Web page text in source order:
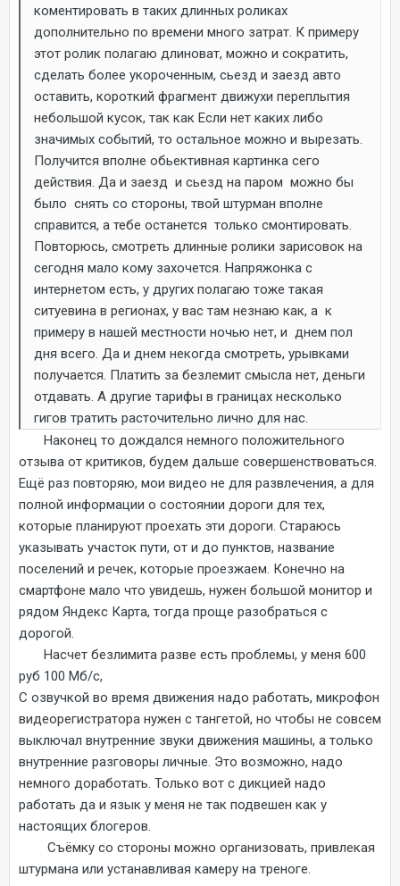
коментировать в таких длинных роликах
дополнительно по времени много затрат. К примеру
этот ролик полагаю длиноват, можно и сократить,
сделать более укороченным, сьезд и заезд авто
оставить, короткий фрагмент движухи переплытия
небольшой кусок, так как Если нет каких либо
значимых событий, то остальное можно и вырезать.
Получится вполне обьективная картинка сего
действия. Да и заезд и сьезд на паром можно бы
было снять со стороны, твой штурман вполне
справится, а тебе останется только смонтировать.
Повторюсь, смотреть длинные ролики зарисовок на
сегодня мало кому захочется. Напряжонка с
интернетом есть, у других полагаю тоже такая
ситуевина в регионах, у вас там незнаю как, а к
примеру в нашей местности ночью нет, и днем пол
дня всего. Да и днем некогда смотреть, урывками
получается. Платить за безлемит смысла нет, деньги
отдавать. А другие тарифы в границах несколько
гигов тратить расточительно лично для нас.
Наконец то дождался немного положительного
отзыва от критиков, будем дальше совершенствоваться.
Ещё раз повторяю, мои видео не для развлечения, а для
полной информации о состоянии дороги для тех,
которые планируют проехать эти дороги. Стараюсь
указывать участок пути, от и до пунктов, название
поселений и речек, которые проезжаем. Конечно на
смартфоне мало что увидешь, нужен большой монитор и
рядом Яндекс Карта, тогда проще разобраться с
дорогой.
Насчет безлимита разве есть проблемы, у меня 600
руб 100 Мб/с,
С озвучкой во время движения надо работать, микрофон
видеорегистратора нужен с тангетой, но чтобы не совсем
выключал внутренние звуки движения машины, а только
внутренние разговоры личные. Это возможно, надо
немного доработать. Только вот с дикцией надо
работать да и язык у меня не так подвешен как у
настоящих блогеров.
Съёмку со стороны можно организовать, привлекая
штурмана или устанавливая камеру на треноге.